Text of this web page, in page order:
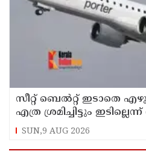
സീറ്റ് ബെല്‍റ്റ് ഇടാതെ
എത്ര ശ്രമിച്ചിട്ടും
വിമാനം റദ്ദാക്കി
SUN,9 AUG 2026